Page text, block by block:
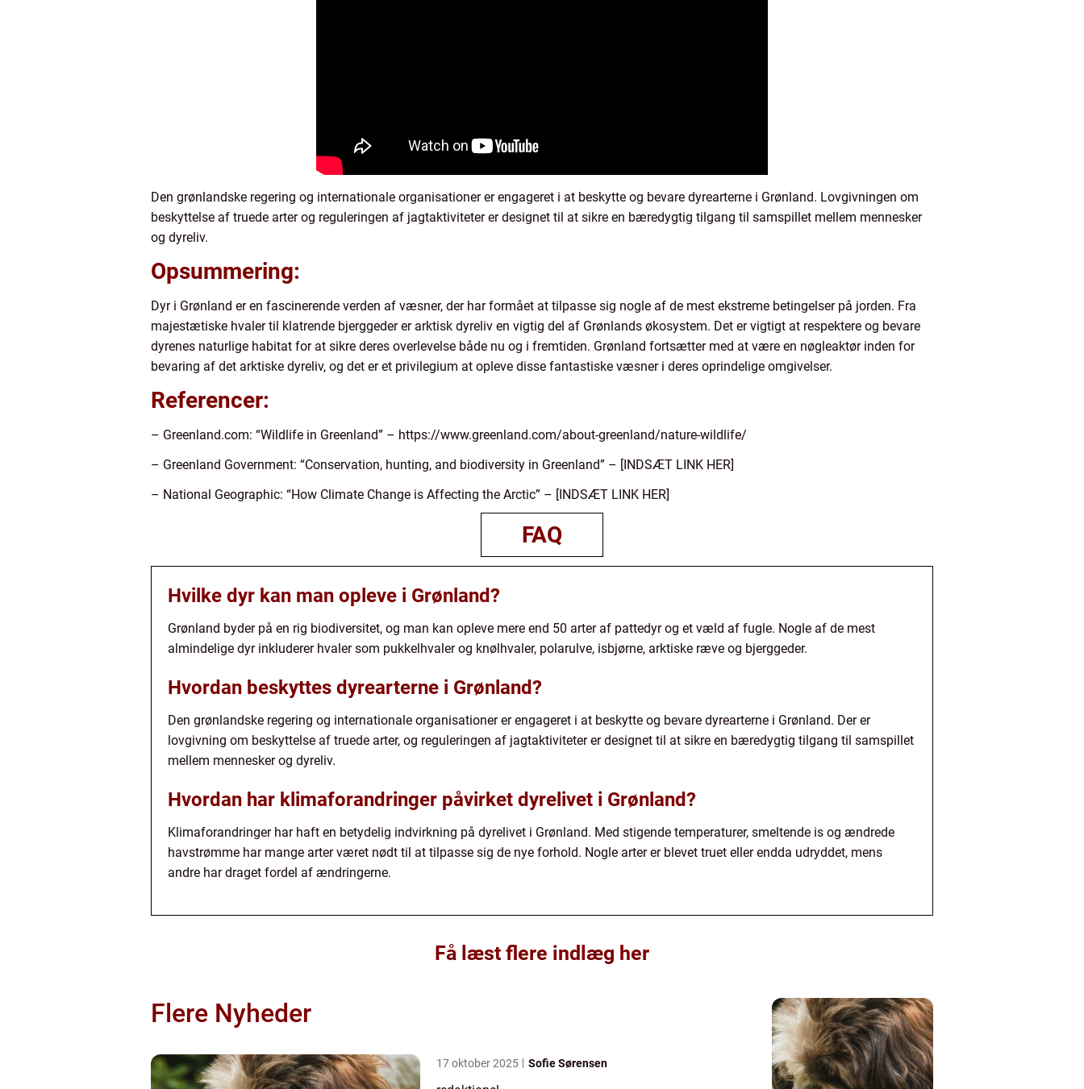
Den grønlandske regering og internationale organisationer er engageret i at beskytte og bevare dyrearterne i Grønland. Lovgivningen om
beskyttelse af truede arter og reguleringen af jagtaktiviteter er designet til at sikre en bæredygtig tilgang til samspillet mellem mennesker
og dyreliv.
Opsummering:
Dyr i Grønland er en fascinerende verden af væsner, der har formået at tilpasse sig nogle af de mest ekstreme betingelser på jorden. Fra
majestætiske hvaler til klatrende bjerggeder er arktisk dyreliv en vigtig del af Grønlands økosystem. Det er vigtigt at respektere og bevare
dyrenes naturlige habitat for at sikre deres overlevelse både nu og i fremtiden. Grønland fortsætter med at være en nøgleaktør inden for
bevaring af det arktiske dyreliv, og det er et privilegium at opleve disse fantastiske væsner i deres oprindelige omgivelser.
Referencer:
– Greenland.com: “Wildlife in Greenland” – https://www.greenland.com/about-greenland/nature-wildlife/
– Greenland Government: “Conservation, hunting, and biodiversity in Greenland” – [INDSÆT LINK HER]
– National Geographic: “How Climate Change is Affecting the Arctic” – [INDSÆT LINK HER]
FAQ
Hvilke dyr kan man opleve i Grønland?
Grønland byder på en rig biodiversitet, og man kan opleve mere end 50 arter af pattedyr og et væld af fugle. Nogle af de mest
almindelige dyr inkluderer hvaler som pukkelhvaler og knølhvaler, polarulve, isbjørne, arktiske ræve og bjerggeder.
Hvordan beskyttes dyrearterne i Grønland?
Den grønlandske regering og internationale organisationer er engageret i at beskytte og bevare dyrearterne i Grønland. Der er
lovgivning om beskyttelse af truede arter, og reguleringen af jagtaktiviteter er designet til at sikre en bæredygtig tilgang til samspillet
mellem mennesker og dyreliv.
Hvordan har klimaforandringer påvirket dyrelivet i Grønland?
Klimaforandringer har haft en betydelig indvirkning på dyrelivet i Grønland. Med stigende temperaturer, smeltende is og ændrede
havstrømme har mange arter været nødt til at tilpasse sig de nye forhold. Nogle arter er blevet truet eller endda udryddet, mens
andre har draget fordel af ændringerne.
Få læst flere indlæg her
Flere Nyheder
17 oktober 2025 Sofie Sørensen